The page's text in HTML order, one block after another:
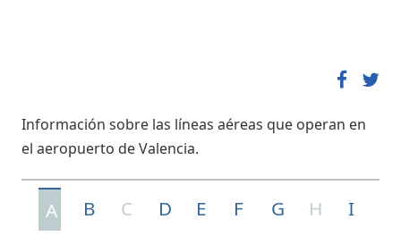
Información sobre las líneas aéreas que operan en
el aeropuerto de Valencia.
A B C D E F G H I